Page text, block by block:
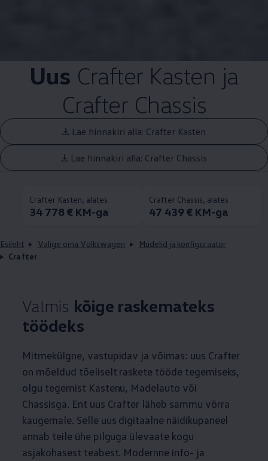
Uus Crafter Kasten ja
Crafter Chassis
Lae hinnakiri alla: Crafter Kasten
Lae hinnakiri alla: Crafter Chassis
Crafter Kasten, alates
34 778 € KM-ga
Crafter Chassis, alates
47 439 € KM-ga
Esileht Valige oma Volkswagen
Mudelid ja konfiguraator
Crafter
Valmis kõige raskemateks
töödeks
Mitmekülgne, vastupidav ja võimas: uus Crafter
on mõeldud tõeliselt raskete tööde tegemiseks,
olgu tegemist Kastenu, Madelauto või
Chassisga. Ent uus Crafter läheb sammu võrra
kaugemale. Selle uus digitaalne näidikupaneel
annab teile ühe pilguga ülevaate kogu
asjakohasest teabest. Modernne info- ja